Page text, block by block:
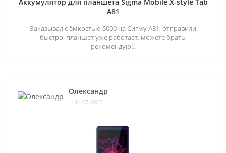
A81
Заказывал с ёмкостью 5000 на Сигму А81, отправили
быстро, планшет уже работает, можете брать,
рекомендую!..
Олександр
14.07.2023